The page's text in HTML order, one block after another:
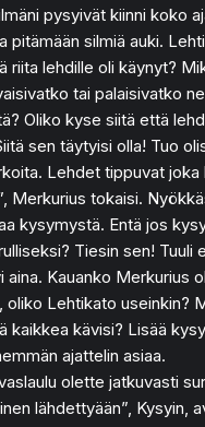
pysyivät kiinni koko
pitämään silmiä auki.
riita lehdille oli käynyt?
tai palaisivatko
Oliko kyse siitä että
sen täytyisi olla! Tuo
Lehdet tippuvat joka
Merkurius tokaisi.
kysymystä. Entä jos
Tiesin sen! Tuuli
aina. Kauanko Merkurius
Lehtikato useinkin?
kaikkea kävisi? Lisää
ajattelin asiaa.
olette jatkuvasti
lähdettyään”, Kysyin,